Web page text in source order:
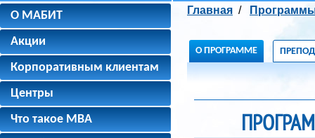
О МАБИТ
Акции
Корпоративным клиентам
Центры
Что такое MBA
Главная /
О ПРОГРАММЕ